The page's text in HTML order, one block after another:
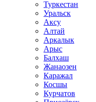
Туркестан
Уральск
Аксу
Алтай
Аркалык
Арыс
Балхаш
Жанаозен
Каражал
Косшы
Курчатов